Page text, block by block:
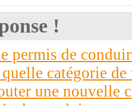
!
permis de
catégorie de
une nouvelle